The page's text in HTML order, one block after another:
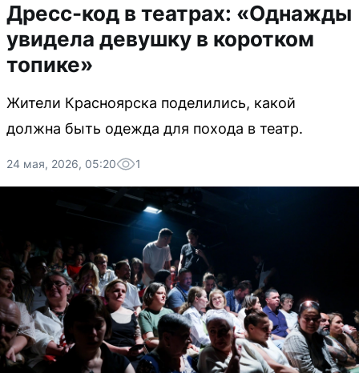
Дресс-код в театрах: «Однажды
увидела девушку в коротком
топике»
Жители Красноярска поделились, какой
должна быть одежда для похода в театр.
24 мая, 2026, 05:20 1